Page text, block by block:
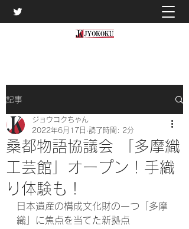
記事
桑都物語協議会 「多摩織
工芸館」オープン！手織
り体験も！
ジョウコクちゃん
2022年6月17日 読了時間: 2分
日本遺産の構成文化財の一つ「多摩
織」に焦点を当てた新拠点